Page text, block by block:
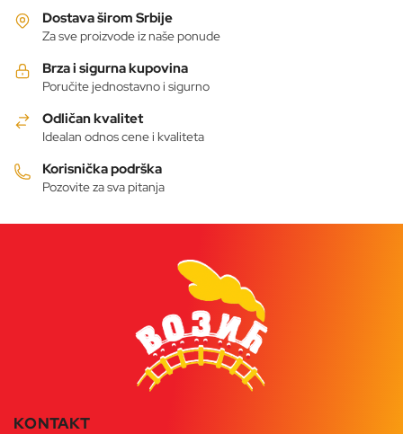
varijanti.
Opcije
biti
stranici
proizvoda.
Dostava širom Srbije
Za sve proizvode iz naše ponude
Brza i sigurna kupovina
Poručite jednostavno i sigurno
Odličan kvalitet
Idealan odnos cene i kvaliteta
Korisnička podrška
Pozovite za sva pitanja
KONTAKT